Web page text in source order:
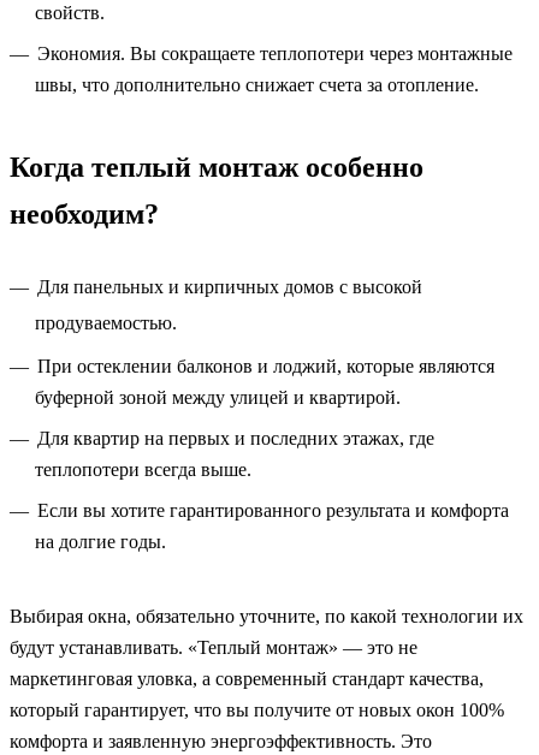
свойств.
Экономия. Вы сокращаете теплопотери через монтажные
швы, что дополнительно снижает счета за отопление.
Когда теплый монтаж особенно
необходим?
Для панельных и кирпичных домов с высокой
продуваемостью.
При остеклении балконов и лоджий, которые являются
буферной зоной между улицей и квартирой.
Для квартир на первых и последних этажах, где
теплопотери всегда выше.
Если вы хотите гарантированного результата и комфорта
на долгие годы.
Выбирая окна, обязательно уточните, по какой технологии их
будут устанавливать. «Теплый монтаж» — это не
маркетинговая уловка, а современный стандарт качества,
который гарантирует, что вы получите от новых окон 100%
комфорта и заявленную энергоэффективность. Это